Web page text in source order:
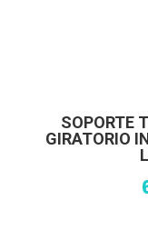
SOPORTE
GIRATORIO